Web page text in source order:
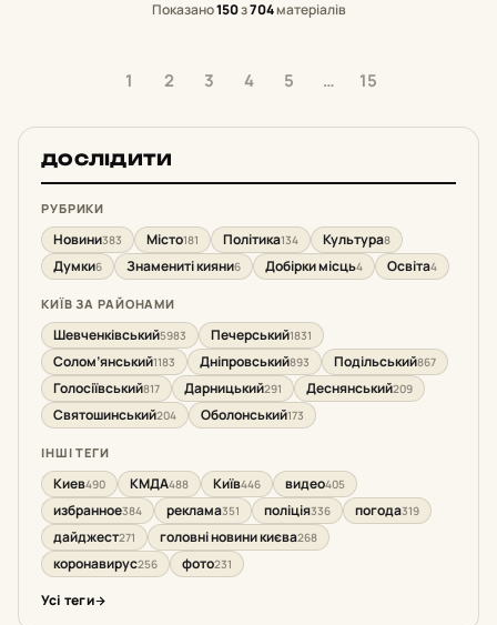
Показано150з704матеріалів
1 2 3 4 5 … 15
ДОСЛІДИТИ
РУБРИКИ
Новини383 Місто181 Політика134 Культура8
Думки6 Знамениті кияни6 Добірки місць4 Освіта4
КИЇВ ЗА РАЙОНАМИ
Шевченківський5983 Печерський1831
Солом’янський1183 Дніпровський893 Подільський867
Голосіївський817 Дарницький291 Деснянський209
Святошинський204 Оболонський173
ІНШІ ТЕГИ
Киев490 КМДА488 Київ446 видео405
избранное384 реклама351 поліція336 погода319
дайджест271 головні новини києва268
коронавирус256 фото231
Усі теги